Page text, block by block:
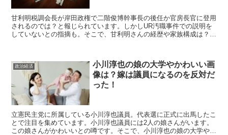
甘利明税調会長が岸田政権で二階俊博幹事長の後任か官房長官に登用
されるのでは？と報じられています。しかしUR汚職事件での説明を
していないとの指摘も。そこで、甘利明さんの経歴や家族構成は？ま
政治経済
小川淳也の娘の大学やかわいい画
像は？嫁は議員になるのを反対だ
った！
立憲民主党に所属している小川淳也議員。代表選に正式に出馬したこ
とで注目を集めています。小川淳也議員には2人の娘さんがいます。
この娘さんがかわいいとの噂です。そこで、小川淳也の娘の大学やか